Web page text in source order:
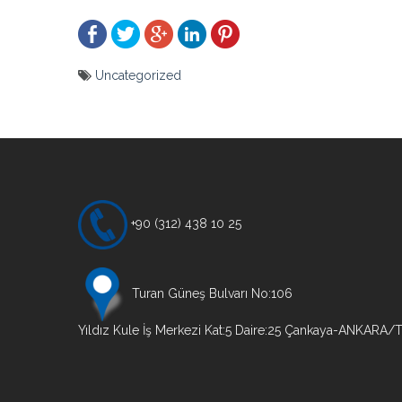
Uncategorized
+90 (312) 438 10 25
Turan Güneş Bulvarı No:106
Yıldız Kule İş Merkezi Kat:5 Daire:25 Çankaya-ANKARA/